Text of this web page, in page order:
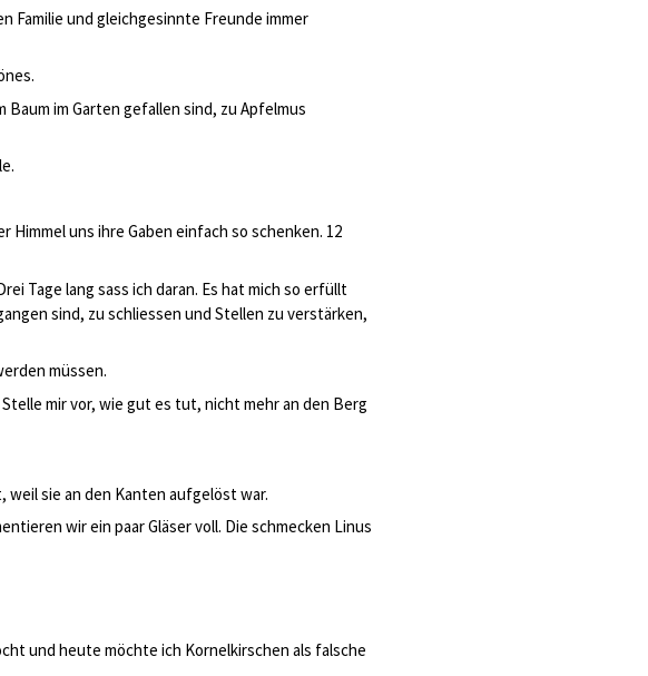
Familie und gleichgesinnte Freunde immer
im Garten gefallen sind, zu Apfelmus
Himmel uns ihre Gaben einfach so schenken. 12
Tage lang sass ich daran. Es hat mich so erfüllt
sind, zu schliessen und Stellen zu verstärken,
müssen.
mir vor, wie gut es tut, nicht mehr an den Berg
weil sie an den Kanten aufgelöst war.
wir ein paar Gläser voll. Die schmecken Linus
und heute möchte ich Kornelkirschen als falsche